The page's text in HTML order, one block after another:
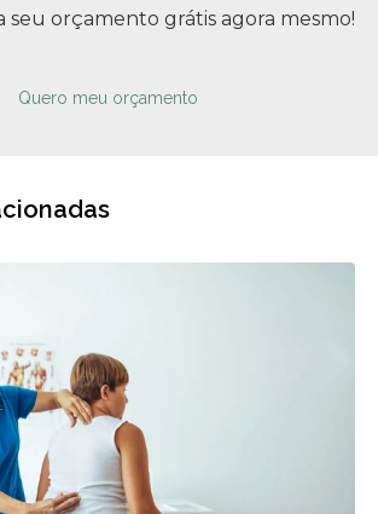
seu orçamento grátis agora mesmo!
Quero meu orçamento